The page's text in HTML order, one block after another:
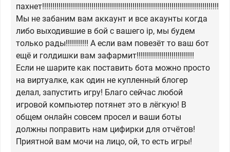
Мы не забаним вам аккаунт и все акаунты когда
либо выходившие в бой с вашего ip, мы будем
только рады!!!!!!!!!!! А если вам повезёт то ваш бот
ещё и голдишки вам зафармит!!!!!!!!!!!!!!!!!!!!!!!!!!!!
Если не шарите как поставить бота можно просто
на виртуалке, как один не купленный блогер
делал, запустить игру! Благо сейчас любой
игровой компьютер потянет это в лёгкую! В
общем онлайн совсем просел и ваши боты
должны поправить нам цифирки для отчётов!
Приятной вам мочи на лицо, ой, то есть игры!